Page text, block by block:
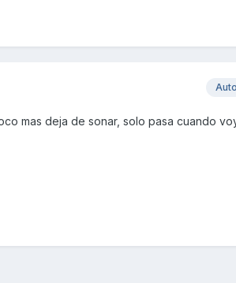
mas deja de sonar, solo pasa cuando